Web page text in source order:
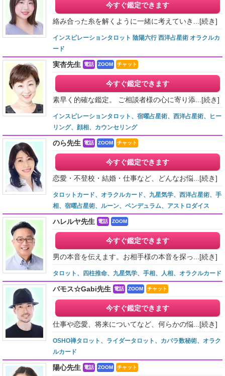
今すぐ鑑定できます
絡み合った糸を解くように一緒に考えていき... [続き]
インスピレーションタロット 陰陽六行 西洋占星術 オラクルカ
ード
実杏先生 電話 ZOOM チャット
今すぐ鑑定できます
素早く的確な鑑定。 ご相談者様の心に寄り添... [続き]
インスピレーションタロット、宿曜占星術、西洋占星術、ヒー
リング、顔相、カウンセリング
のら先生 電話 ZOOM チャット
今すぐ鑑定できます
恋愛・不登校・結婚・仕事など、どんなお悩... [続き]
タロットカード、オラクルカード、九星気学、西洋占星術、手
相、宿曜占星術、ルーン、ペンデュラム、アストロダイス
ハレルヤ先生 電話 ZOOM
今すぐ鑑定できます
男の本音を伝えます。お相手様の本音を探っ... [続き]
タロット、四柱推命、九星気学、手相、人相、オラクルカード
バモス☆Gabi先生 電話 ZOOM チャット
今すぐ鑑定できます
仕事や恋愛、将来についてなど、何らかの悩... [続き]
OSHO禅タロット、ライダータロット、カバラ数秘術、オラク
ルカード
陽心先生 電話 ZOOM チャット